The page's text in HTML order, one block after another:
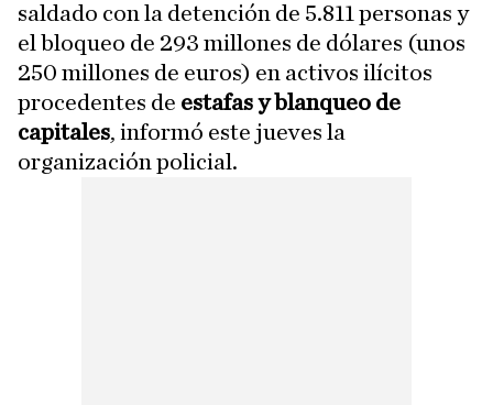
saldado con la detención de 5.811 personas y
el bloqueo de 293 millones de dólares (unos
250 millones de euros) en activos ilícitos
procedentes de estafas y blanqueo de
capitales, informó este jueves la
organización policial.